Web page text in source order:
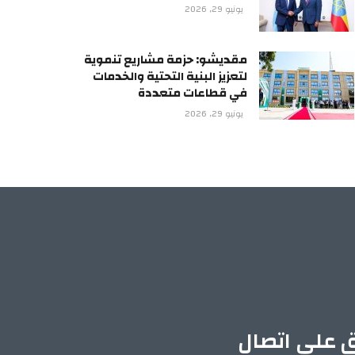
يونيو 29, 2026
مقديشو: حزمة مشاريع تنموية
لتعزيز البنية التحتية والخدمات
في قطاعات متعددة
يونيو 29, 2026
على اتصال